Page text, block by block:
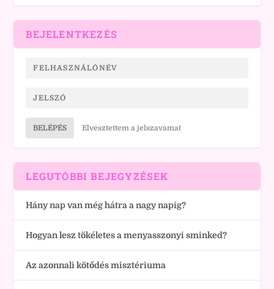
BEJELENTKEZÉS
BELÉPÉS Elvesztettem a jelszavamat
LEGUTÓBBI BEJEGYZÉSEK
Hány nap van még hátra a nagy napig?
Hogyan lesz tökéletes a menyasszonyi sminked?
Az azonnali kötődés misztériuma